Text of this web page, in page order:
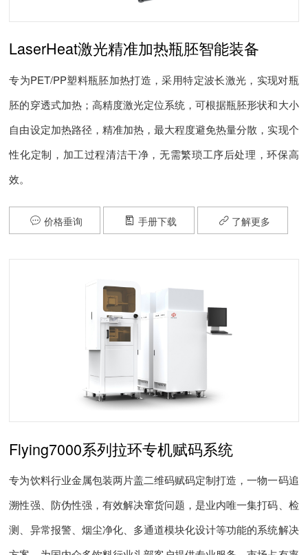
LaserHeat激光精准加热瓶胚智能装备
专为PET/PP塑料瓶胚加热打造，采用特定波长激光，实现对瓶
胚的穿透式加热；高精度激光定位系统，可根据瓶胚形状和大小
自由设定加热路径，精准加热，最大程度避免热量分散，实现个
性化定制，加工过程清洁干净，无需繁琐工序后处理，环保高
效。
 价格垂询  手册下载  了解更多
Flying7000系列拉环专机赋码系统
专为饮料行业金属包装两片盖二维码赋码定制打造，一物一码追
溯性强、防伪性强，有效解决窜货问题，是业内唯一集打码、检
测、异常报警、烟尘净化、多通道模块化设计等功能的系统解决